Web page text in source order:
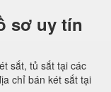
sơ uy tín
sắt, tủ sắt tại các
chỉ bán két sắt tại